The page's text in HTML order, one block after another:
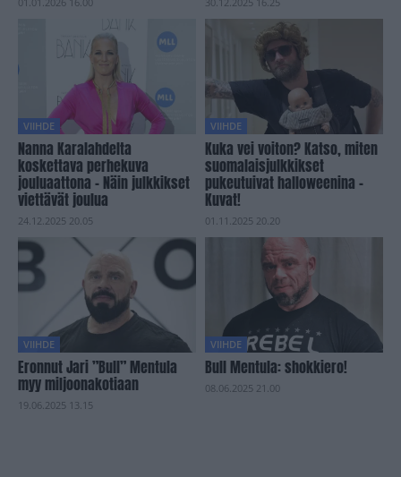
VIIHDE
Nanna Karalahdelta
koskettava perhekuva
jouluaattona – Näin julkkikset
viettävät joulua
24.12.2025 20.05
VIIHDE
Kuka vei voiton? Katso, miten
suomalaisjulkkikset
pukeutuivat halloweenina –
Kuvat!
01.11.2025 20.20
VIIHDE
Eronnut Jari ”Bull” Mentula
myy miljoonakotiaan
19.06.2025 13.15
VIIHDE
Bull Mentula: shokkiero!
08.06.2025 21.00